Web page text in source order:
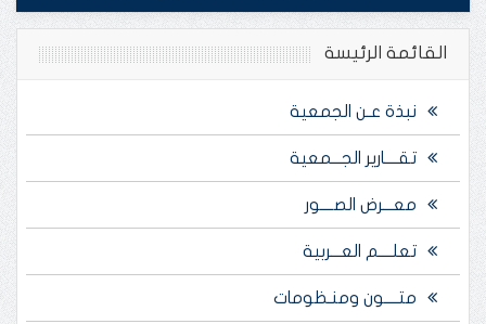
القائمة الرئيسة
نبذة عـن الجمعية
تقــــارير الجـــمعية
معـــرض الصــــور
تعلــــم العـــربية
متــــون ومنـظومات